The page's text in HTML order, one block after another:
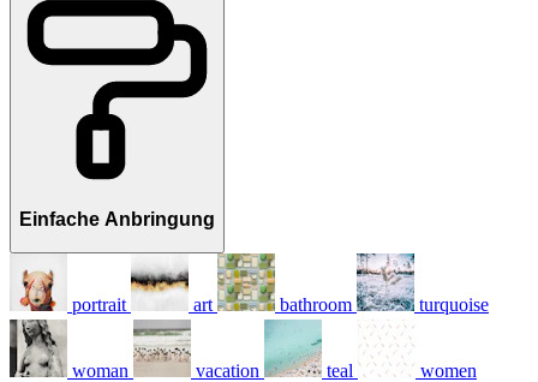
Einfache Anbringung
portrait art bathroom turquoise
woman vacation teal women